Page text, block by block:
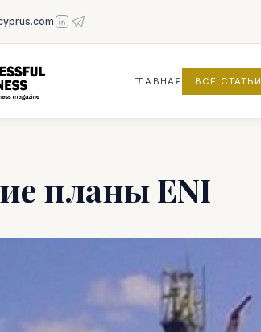
ГЛАВНАЯ ВСЕ СТАТЬИ
планы ENI